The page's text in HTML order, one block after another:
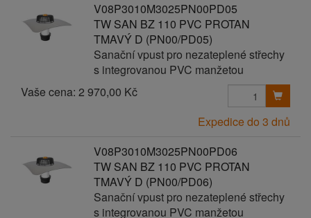
V08P3010M3025PN00PD05
TW SAN BZ 110 PVC PROTAN
TMAVÝ D (PN00/PD05)
Sanační vpust pro nezateplené střechy
s integrovanou PVC manžetou
Vaše cena: 2 970,00 Kč
Expedice do 3 dnů
V08P3010M3025PN00PD06
TW SAN BZ 110 PVC PROTAN
TMAVÝ D (PN00/PD06)
Sanační vpust pro nezateplené střechy
s integrovanou PVC manžetou